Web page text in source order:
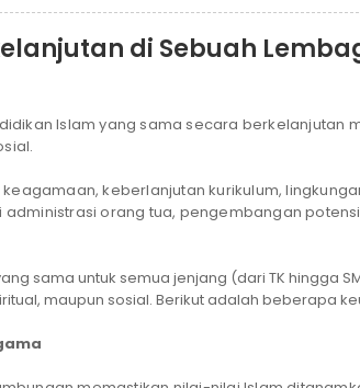
di Sebuah
Islam yang sama secara berkelanjutan
keberlanjutan kurikulum,
orang tua, pengembangan
sama untuk semua jenjang (dari TK hingga
maupun sosial. Berikut adalah beberapa